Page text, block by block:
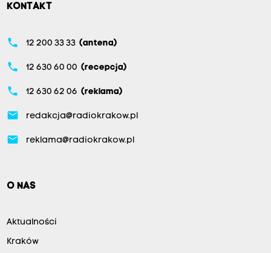
KONTAKT
phone 12 200 33 33 (antena)
phone 12 630 60 00 (recepcja)
phone 12 630 62 06 (reklama)
email redakcja@radiokrakow.pl
email reklama@radiokrakow.pl
O NAS
Aktualności
Kraków